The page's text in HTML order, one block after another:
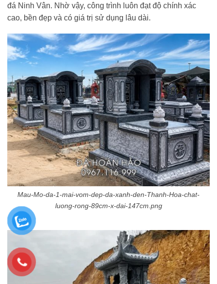
đá Ninh Vân. Nhờ vậy, công trình luôn đạt độ chính xác
cao, bền đẹp và có giá trị sử dụng lâu dài.
Mau-Mo-da-1-mai-vom-dep-da-xanh-den-Thanh-Hoa-chat-
luong-rong-89cm-x-dai-147cm.png